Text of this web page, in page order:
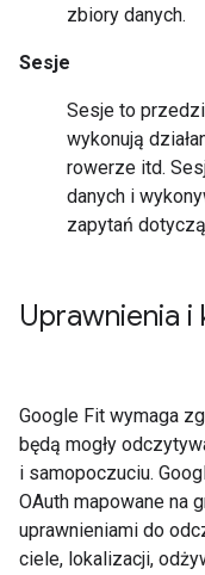
zbiory danych.
Sesje
Sesje to
wykonują
rowerze itd.
danych i
zapytań
Uprawnienia
Google Fit wymaga
będą mogły
i samopoczuciu.
OAuth mapowane na
uprawnieniami do
ciele, lokalizacji,